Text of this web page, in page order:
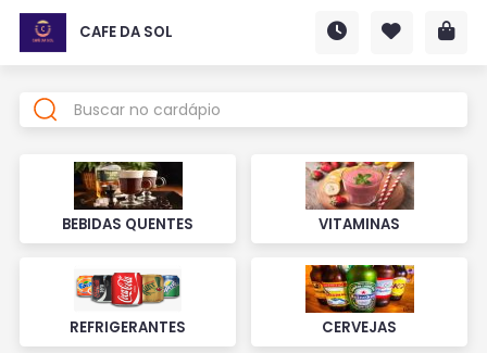
CAFE DA SOL
BEBIDAS QUENTES VITAMINAS
REFRIGERANTES CERVEJAS